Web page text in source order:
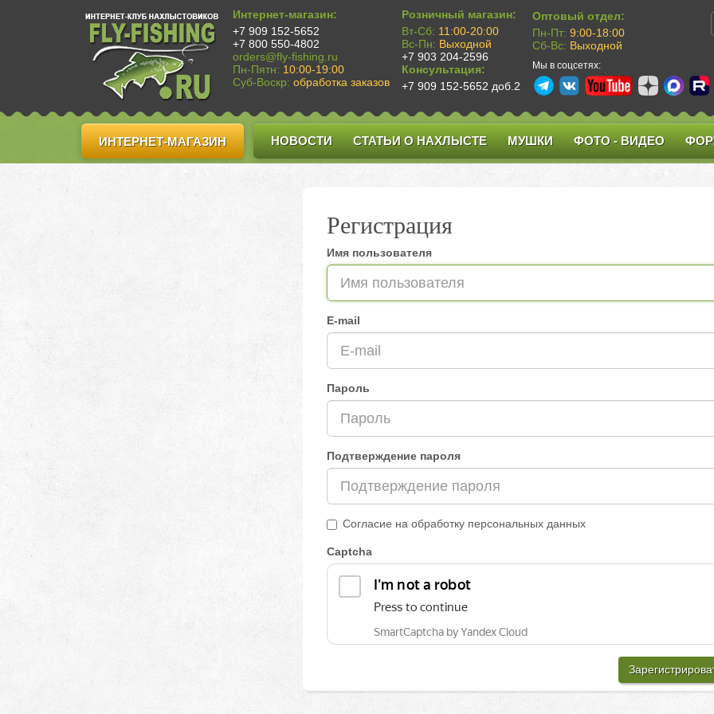
Интернет-магазин:
+7 909 152-5652
+7 800 550-4802
orders@fly-fishing.ru
Пн-Пятн: 10:00-19:00
Суб-Воскр: обработка заказов
Розничный магазин:
Вт-Сб: 11:00-20:00
Вс-Пн: Выходной
+7 903 204-2596
Консультация:
+7 909 152-5652 доб.2
Оптовый отдел:
Пн-Пт: 9:00-18:00
Сб-Вс: Выходной
Мы в соцсетях:
ИНТЕРНЕТ-МАГАЗИН НОВОСТИ СТАТЬИ О НАХЛЫСТЕ МУШКИ ФОТО - ВИДЕО
Регистрация
Имя пользователя
E-mail
Пароль
Подтверждение пароля
Согласие на обработку персональных данных
Captcha